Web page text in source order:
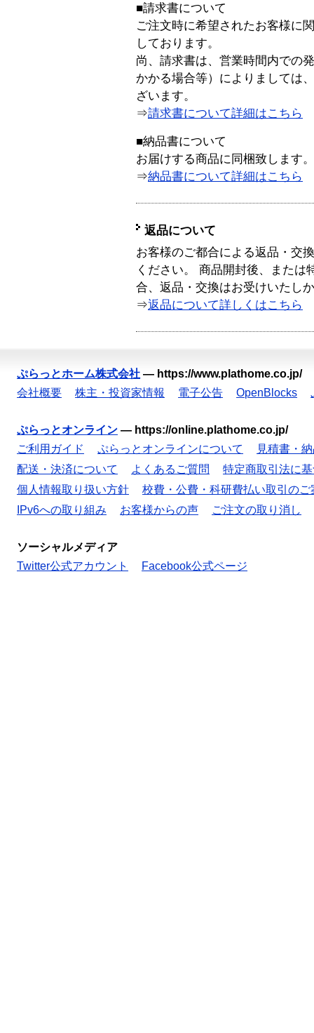
■請求書について
ご注文時に希望されたお客様に
しております。
尚、請求書は、営業時間内での
かかる場合等）によりましては
ざいます。
⇒請求書について詳細はこちら
■納品書について
お届けする商品に同梱致します。
⇒納品書について詳細はこちら
返品について
お客様のご都合による返品・交
ください。 商品開封後、または
合、返品・交換はお受けいたし
⇒返品について詳しくはこちら
ぷらっとホーム株式会社 — https://www.plathome.co.jp/
会社概要
株主・投資家情報 電子公告 OpenBlocks
ぷらっとオンライン — https://online.plathome.co.jp/
ご利用ガイド
ぷらっとオンラインについて
見積書・
配送・決済について
よくあるご質問
特定商取引法に
個人情報取り扱い方針
校費・公費・科研費払い取引のご
IPv6への取り組み
お客様からの声 ご注文の取り消し
ソーシャルメディア
Twitter公式アカウント
Facebook公式ページ